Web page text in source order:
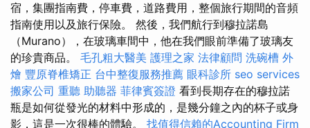
宿，集團指南費，停車費，道路費用，整個旅行期間的音頻
指南使用以及旅行保險。 然後，我們航行到穆拉諾島
（Murano），在玻璃車間中，他在我們眼前準備了玻璃友
的珍貴商品。 毛孔粗大醫美 護理之家 法律顧問 洗碗槽 外
燴 豐原脊椎矯正 台中整復服務推薦 眼科診所 seo services
搬家公司 重聽 助聽器 菲律賓簽證 看到長期存在的穆拉諾
瓶是如何從發光的材料中形成的，是幾分鐘之內的杯子或身
影，這是一次很棒的體驗。 找值得信賴的Accounting Firm